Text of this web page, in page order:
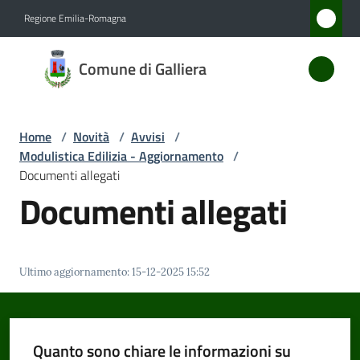
Regione Emilia-Romagna
Comune di Galliera
Comune
di
Amministrazione
Novità
Galliera
Home / Novità / Avvisi /
Modulistica Edilizia - Aggiornamento /
Documenti allegati
Documenti allegati
Ultimo aggiornamento:15-12-2025 15:52
Quanto sono chiare le informazioni su